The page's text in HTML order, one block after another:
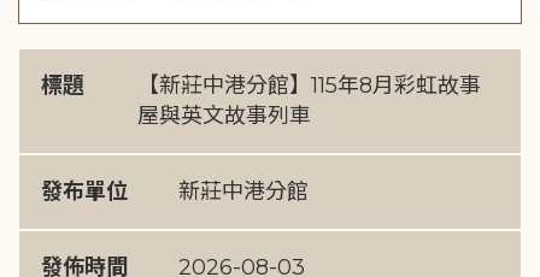
標題
【新莊中港分館】115年8月彩虹故事
屋與英文故事列車
發布單位 新莊中港分館
發佈時間 2026-08-03